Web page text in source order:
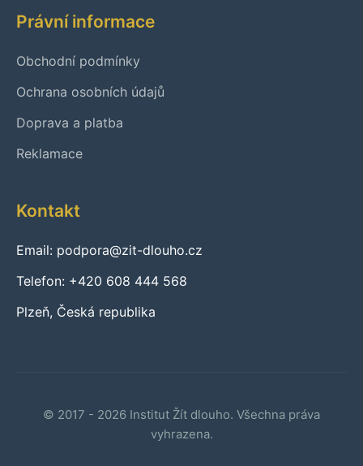
Právní informace
Obchodní podmínky
Ochrana osobních údajů
Doprava a platba
Reklamace
Kontakt
Email: podpora@zit-dlouho.cz
Telefon: +420 608 444 568
Plzeň, Česká republika
© 2017 - 2026 Institut Žít dlouho. Všechna práva
vyhrazena.